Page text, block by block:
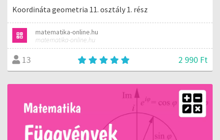
Koordináta geometria 11. osztály 1. rész
matematika-online.hu
matematika-online.hu
13 2 990 Ft